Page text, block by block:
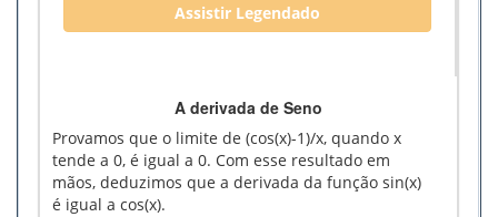
Assistir Legendado
A derivada de Seno
Provamos que o limite de (cos(x)-1)/x, quando x
tende a 0, é igual a 0. Com esse resultado em
mãos, deduzimos que a derivada da função sin(x)
é igual a cos(x).